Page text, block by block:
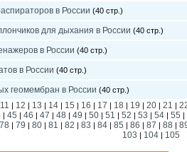
в России (40 стр.)
для дыхания в России (40 стр.)
в России (40 стр.)
в России (40 стр.)
геомембран в России (40 стр.)
11 | 12 | 13 | 14| 15 | 16 | 17 | 18 | 19 | 20| 21 |
| 45 | 46 | 47 | 48 | 49 | 50| 51 | 52 | 53 | 54| 55 |
78 | 79 | 80 | 81 | 82 | 83 | 84 | 85 | 86 | 87 | 88 |
103 | 104| 105